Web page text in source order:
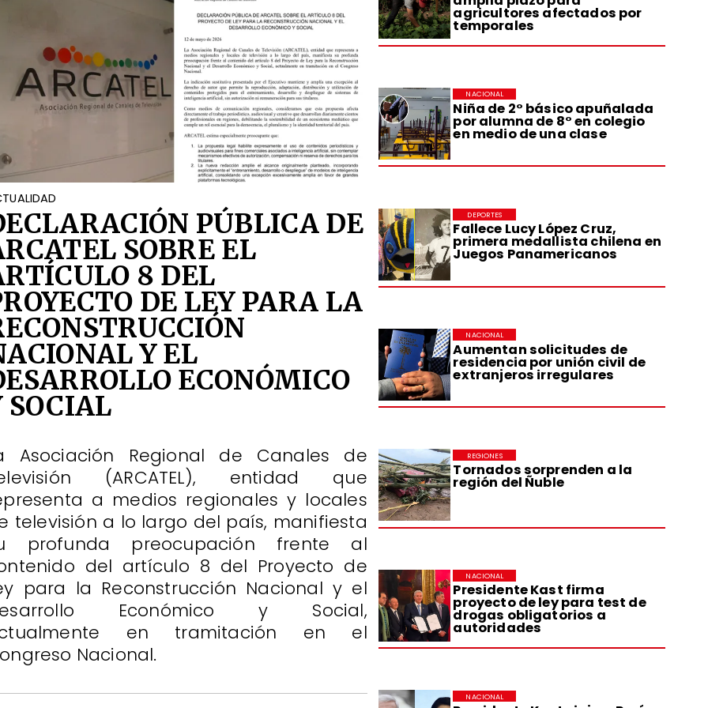
agricultores afectados por
temporales
Niña de 2° básico apuñalada
por alumna de 8° en colegio
en medio de una clase
NACIONAL
Fallece Lucy López Cruz,
primera medallista chilena en
Juegos Panamericanos
DEPORTES
Aumentan solicitudes de
residencia por unión civil de
extranjeros irregulares
NACIONAL
Tornados sorprenden a la
región del Ñuble
REGIONES
Presidente Kast firma
proyecto de ley para test de
drogas obligatorios a
autoridades
NACIONAL
NACIONAL
PÚBLICA DE
SOBRE EL
8 DEL
DE LEY PARA LA
Y EL
ECONÓMICO
SOCIAL
Asociación Regional de Canales de
(ARCATEL), entidad que
a medios regionales y locales
televisión a lo largo del país, manifiesta
profunda preocupación frente al
del artículo 8 del Proyecto de
para la Reconstrucción Nacional y el
Económico y Social,
en tramitación en el
Nacional.